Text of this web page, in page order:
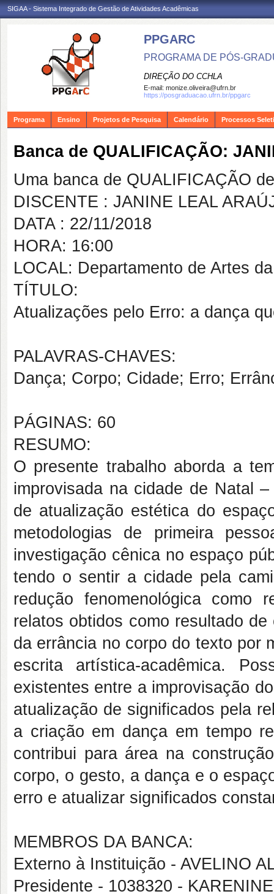
SIGAA - Sistema Integrado de Gestão de Atividades Acadêmicas
PPGARC
PROGRAMA DE PÓS-
DIREÇÃO DO CCHLA
E-mail: monize.oliveira@ufrn.br
https://posgraduacao.ufrn.br/ppgarc
Programa Ensino Projetos de Pesquisa Calendário Processos
Banca de QUALIFICAÇÃO:
Uma banca de QUALIFICAÇÃO
DISCENTE : JANINE LEAL
DATA : 22/11/2018
HORA: 16:00
LOCAL: Departamento de Artes
TÍTULO:
Atualizações pelo Erro: a dança
PALAVRAS-CHAVES:
Dança; Corpo; Cidade; Erro;
PÁGINAS: 60
RESUMO:
O presente trabalho aborda a
improvisada na cidade de Natal
de atualização estética do
metodologias de primeira
investigação cênica no espaço
tendo o sentir a cidade pela
redução fenomenológica como
relatos obtidos como resultado
da errância no corpo do texto por
escrita artística-acadêmica.
existentes entre a improvisação
atualização de significados pela
a criação em dança em tempo
contribui para área na
corpo, o gesto, a dança e o
erro e atualizar significados
MEMBROS DA BANCA:
Externo à Instituição - AVELINO
Presidente - 1038320 -